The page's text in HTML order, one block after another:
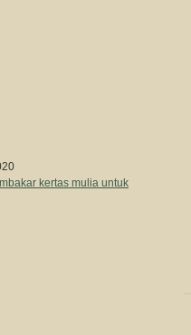
kertas mulia untuk